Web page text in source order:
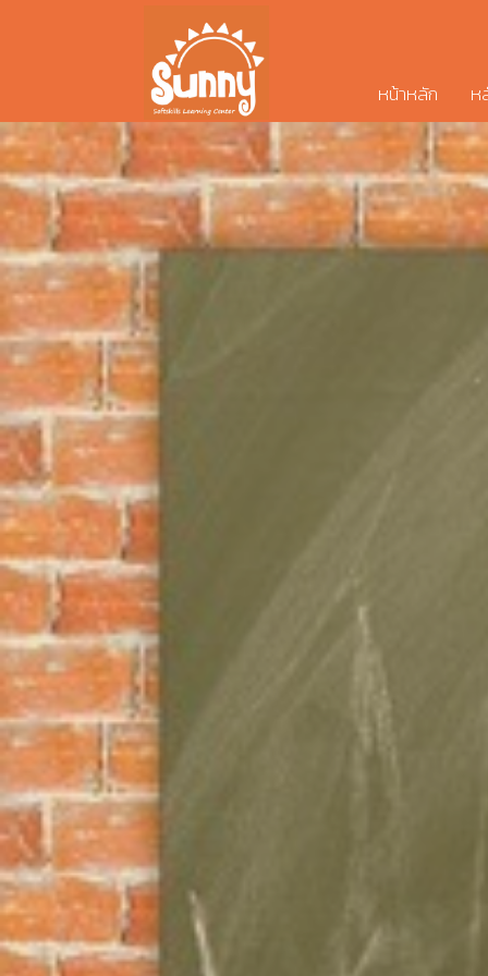
หน้าหลัก ห